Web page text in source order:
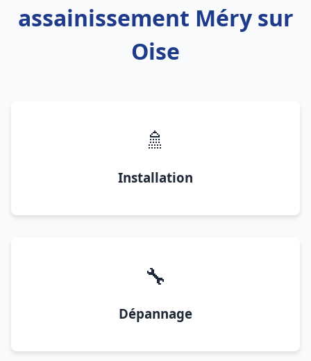
assainissement Méry sur
Oise
🚿
Installation
🔧
Dépannage